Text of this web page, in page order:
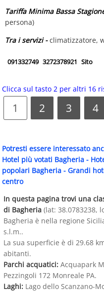
Tariffa Minima Bassa
persona)
Tra i servizi -climatizzatore,
091332749 3272378921 Sito
Clicca sul tasto 2 per altri 16
1 2 3 4
Potresti essere interessato
Hotel più votati Bagheria -
popolari Bagheria - Grandi
centro
In questa pagina trovi una
di Bagheria (lat: 38.0783238,
Bagheria è nella regione
s.l.m..
La sua superficie è di 29.68
abitanti.
Parchi acquatici: Acquapark
Pezzingoli 172 Monreale PA.
Laghi: Lago dello Scanzano-